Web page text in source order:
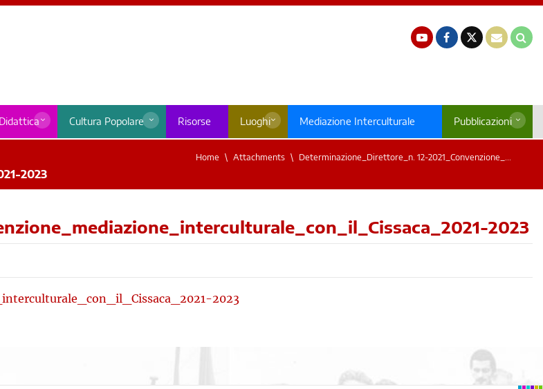
Didattica Cultura Popolare Risorse Luoghi Mediazione Interculturale Pubblicazioni
2023
Home Attachments Determinazione_Direttore_n. 12-2021_Convenzione_...
2023
2023